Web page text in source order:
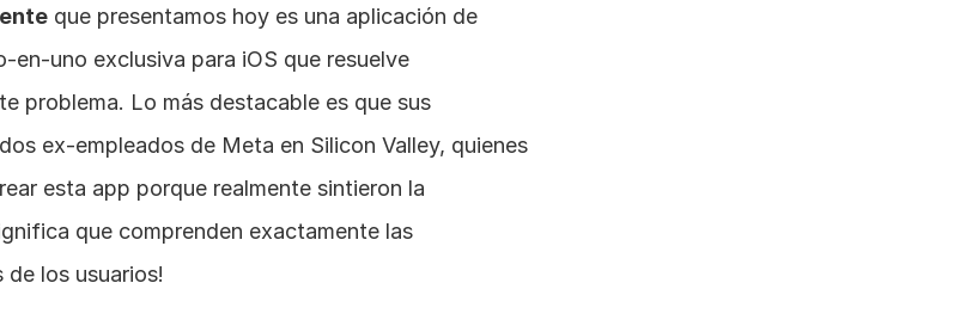
que presentamos hoy es una aplicación de
uno exclusiva para iOS que resuelve
problema. Lo más destacable es que sus
ex-empleados de Meta en Silicon Valley, quienes
esta app porque realmente sintieron la
que comprenden exactamente las
de los usuarios!